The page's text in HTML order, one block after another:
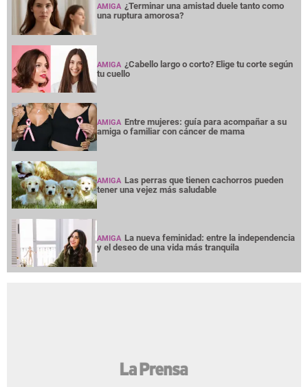
AMIGA ¿Terminar una amistad duele tanto como
una ruptura amorosa?
AMIGA ¿Cabello largo o corto? Elige tu corte según
tu cuello
AMIGA Entre mujeres: guía para acompañar a su
amiga o familiar con cáncer de mama
AMIGA Las perras que tienen cachorros pueden
tener una vejez más saludable
AMIGA La nueva feminidad: entre la independencia
y el deseo de una vida más tranquila